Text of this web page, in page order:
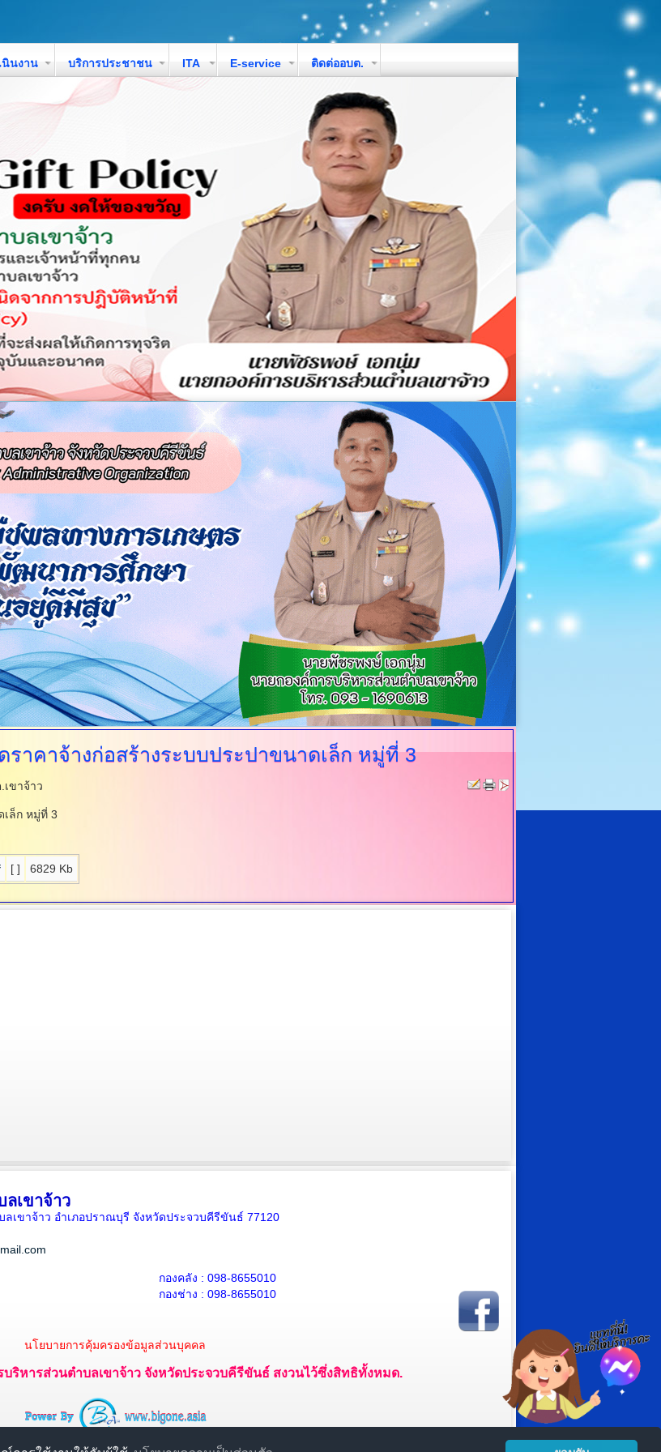
นินงาน บริการประชาชน ITA E-service ติดต่ออบต.
ราคาจ้างก่อสร้างระบบประปาขนาดเล็ก หมู่ที่ 3
เขาจ้าว
เล็ก หมู่ที่ 3
[ ] 6829 Kb
ลเขาจ้าว
เขาจ้าว อำเภอปราณบุรี จังหวัดประจวบคีรีขันธ์ 77120
กองคลัง : 098-8655010
กองช่าง : 098-8655010
นโยบายการคุ้มครองข้อมูลส่วนบุคคล
ริหารส่วนตำบลเขาจ้าว จังหวัดประจวบคีรีขันธ์ สงวนไว้ซึ่งสิทธิทั้งหมด.